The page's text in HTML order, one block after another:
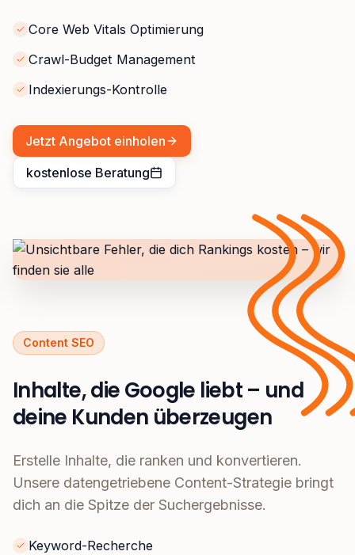
Core Web Vitals Optimierung
Crawl-Budget Management
Indexierungs-Kontrolle
Jetzt Angebot einholen
kostenlose Beratung
Content SEO
Inhalte, die Google liebt – und
deine Kunden überzeugen
Erstelle Inhalte, die ranken und konvertieren.
Unsere datengetriebene Content-Strategie bringt
dich an die Spitze der Suchergebnisse.
Keyword-Recherche